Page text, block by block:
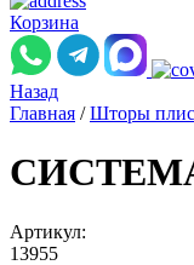
Корзина
Назад
Главная / Шторы
СИСТЕМА
Артикул:
13955